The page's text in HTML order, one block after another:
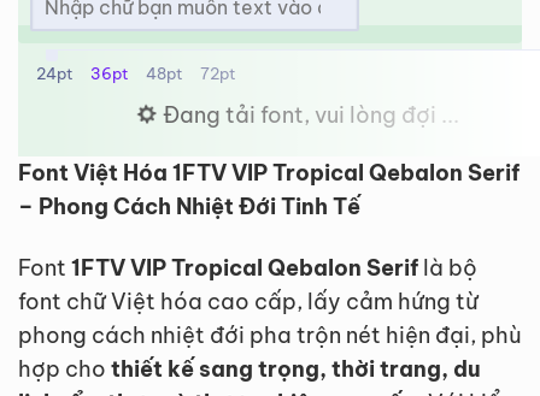
24pt 36pt 48pt 72pt
Đang tải font, vui lòng đợi ...
Font Việt Hóa 1FTV VIP Tropical Qebalon Serif
– Phong Cách Nhiệt Đới Tinh Tế
Font 1FTV VIP Tropical Qebalon Serif là bộ
font chữ Việt hóa cao cấp, lấy cảm hứng từ
phong cách nhiệt đới pha trộn nét hiện đại, phù
hợp cho thiết kế sang trọng, thời trang, du